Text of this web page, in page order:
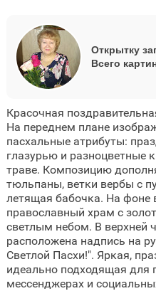
Открытку
Всего
Красочная
На переднем плане
пасхальные атрибуты:
глазурью и разноцветные
траве. Композицию
тюльпаны, ветки вербы с
летящая бабочка. На фоне
православный храм с
светлым небом. В верхней
расположена надпись на
Светлой Пасхи!". Яркая,
идеально подходящая для
мессенджерах и